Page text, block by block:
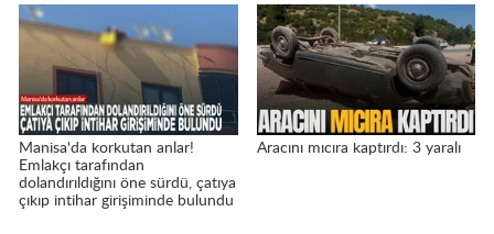
Manisa'da korkutan anlar!
Emlakçı tarafından
dolandırıldığını öne sürdü, çatıya
çıkıp intihar girişiminde bulundu
Aracını mıcıra kaptırdı: 3 yaralı